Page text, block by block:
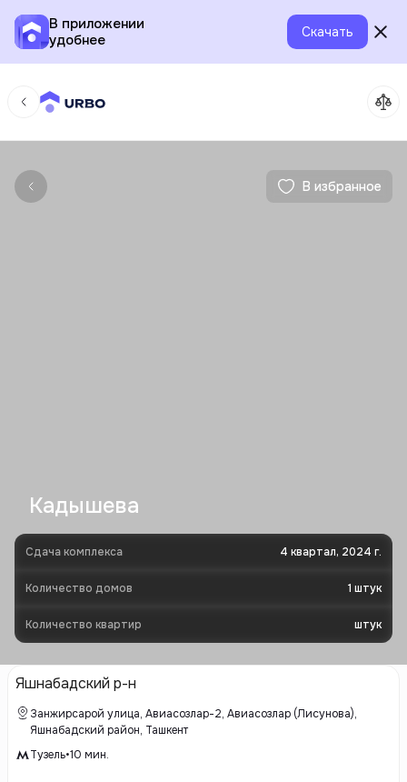
В приложении
удобнее
Скачать
В избранное
Кадышева
Сдача комплекса 4 квартал, 2024 г.
Количество домов 1 штук
Количество квартир штук
Яшнабадский р-н
Занжирсарой улица, Авиасозлар-2, Авиасозлар (Лисунова),
Яшнабадский район, Ташкент
Тузель•10 мин.